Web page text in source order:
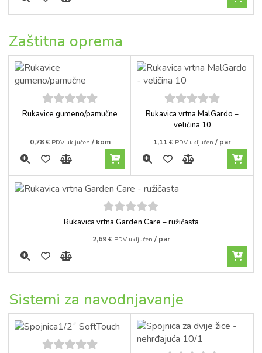
Zaštitna oprema
5out of
Rukavice gumeno/pamučne
0,78€ PDV uključen / kom
5out of
Rukavica vrtna MalGardo –
veličina 10
1,11€ PDV uključen / par
5out of
Rukavica vrtna Garden Care – ružičasta
2,69€ PDV uključen / par
Sistemi za navodnjavanje